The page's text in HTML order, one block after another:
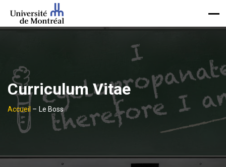
Curriculum Vitae
Accueil – Le Boss